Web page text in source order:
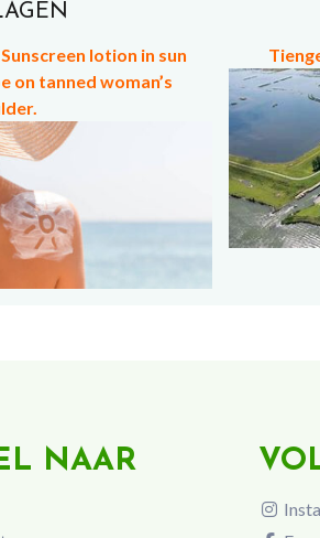
Sunscreen lotion in sun
on tanned woman’s
NAAR